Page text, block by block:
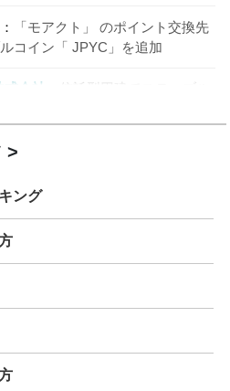
「モアクト」 のポイント交換先
コイン「 JPYC」を追加
式会社
信託型円建てステーブル
ング